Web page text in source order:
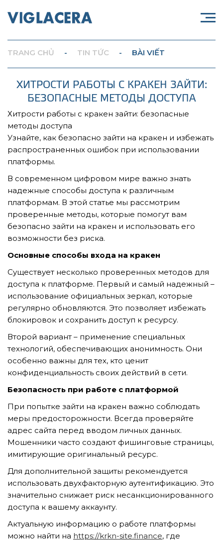
TẢI E-BROCHURE
TƯ VẤN MIỄN PHÍ VỀ SẢN PHẨM
Nghề nghiệp...
GỬI YÊU CẦU
TRANG CHỦ - TIN TỨC - BÀI VIẾT
ХИТРОСТИ РАБОТЫ С КРАКЕН ЗАЙТИ:
БЕЗОПАСНЫЕ МЕТОДЫ ДОСТУПА
Хитрости работы с кракен зайти: безопасные
методы доступа
Узнайте, как безопасно зайти на кракен и избежать
распространенных ошибок при использовании
платформы.
В современном цифровом мире важно знать
надежные способы доступа к различным
платформам. В этой статье мы рассмотрим
проверенные методы, которые помогут вам
безопасно зайти на кракен и использовать его
возможности без риска.
Основные способы входа на кракен
Существует несколько проверенных методов для
доступа к платформе. Первый и самый надежный –
использование официальных зеркал, которые
регулярно обновляются. Это позволяет избежать
блокировок и сохранить доступ к ресурсу.
Второй вариант – применение специальных
технологий, обеспечивающих анонимность. Они
особенно важны для тех, кто ценит
конфиденциальность своих действий в сети.
Безопасность при работе с платформой
При попытке зайти на кракен важно соблюдать
меры предосторожности. Всегда проверяйте
адрес сайта перед вводом личных данных.
Мошенники часто создают фишинговые страницы,
имитирующие оригинальный ресурс.
Для дополнительной защиты рекомендуется
использовать двухфакторную аутентификацию. Это
значительно снижает риск несанкционированного
доступа к вашему аккаунту.
Актуальную информацию о работе платформы
можно найти на https://krkn-site.finance, где